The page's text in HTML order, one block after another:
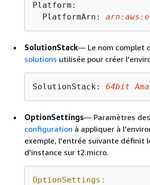
Platform:
  PlatformArn:
SolutionStack— Le nom complet
solutions utilisée pour créer
SolutionStack: 64bit
OptionSettings— Paramètres des
configuration à appliquer à
exemple, l'entrée suivante définit
d'instance sur t2.micro.
OptionSettings: